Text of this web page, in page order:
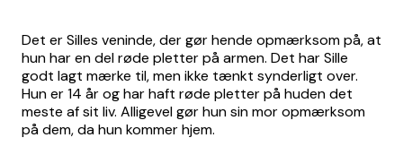
Det er Silles veninde, der gør hende opmærksom på, at
hun har en del røde pletter på armen. Det har Sille
godt lagt mærke til, men ikke tænkt synderligt over.
Hun er 14 år og har haft røde pletter på huden det
meste af sit liv. Alligevel gør hun sin mor opmærksom
på dem, da hun kommer hjem.